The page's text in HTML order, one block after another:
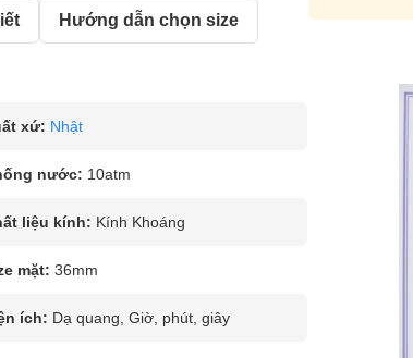
Hướng dẫn chọn size
xứ: Nhật
nước: 10atm
liệu kính: Kính Khoáng
mặt: 36mm
ích: Dạ quang, Giờ, phút, giây